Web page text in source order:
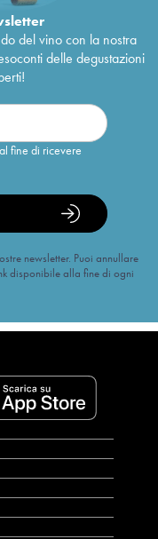
del vino con la nostra
delle degustazioni
fine di ricevere
newsletter. Puoi annullare
disponibile alla fine di ogni